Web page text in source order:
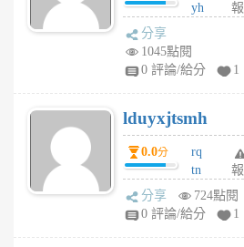
月
yh
jl
月
前
報
分享
1045點閱
0 評論/給分
1
lduyxjtsmh
0.0分
rq
tn
jt
gl
報
分享
724點閱
0 評論/給分
1